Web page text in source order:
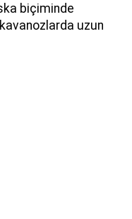
biçiminde
uzun